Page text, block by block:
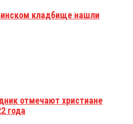
кладбище нашли
отмечают христиане
года